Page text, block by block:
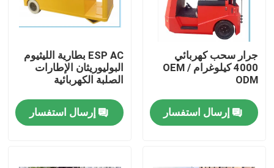
بيت
جرار سحب كهربائي
4000 كيلوغرام OEM /
ODM
إرسال استفسار
ESP AC بطارية الليثيوم
البوليوريثان الإطارات
الصلبة الكهربائية
إرسال استفسار